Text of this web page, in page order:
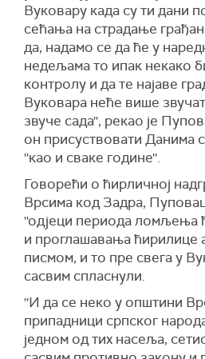
Вуковару када су ти дани
сећања на страдање
да, надамо се да ће у
недељама то ипак некако
контролу и да те најаве
Вуковара неће више
звуче сада'', рекао је
он присуствовати Данима
''као и сваке године''.
Говорећи о ћирличној
Врсима код Задра,
''одјеци периода ломљења
и проглашавања ћирилице
писмом, и то пре свега у
сасвим спласнули.
''И да се неко у општини
припадници српског
једном од тих насеља,